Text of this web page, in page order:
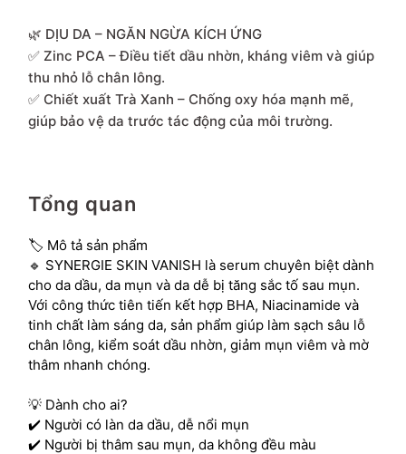
🌿 DỊU DA – NGĂN NGỪA KÍCH ỨNG
✅ Zinc PCA – Điều tiết dầu nhờn, kháng viêm và giúp
thu nhỏ lỗ chân lông.
✅ Chiết xuất Trà Xanh – Chống oxy hóa mạnh mẽ,
giúp bảo vệ da trước tác động của môi trường.
Tổng quan
🏷 Mô tả sản phẩm
🔹 SYNERGIE SKIN VANISH là serum chuyên biệt dành
cho da dầu, da mụn và da dễ bị tăng sắc tố sau mụn.
Với công thức tiên tiến kết hợp BHA, Niacinamide và
tinh chất làm sáng da, sản phẩm giúp làm sạch sâu lỗ
chân lông, kiểm soát dầu nhờn, giảm mụn viêm và mờ
thâm nhanh chóng.
💡 Dành cho ai?
✔️ Người có làn da dầu, dễ nổi mụn
✔️ Người bị thâm sau mụn, da không đều màu